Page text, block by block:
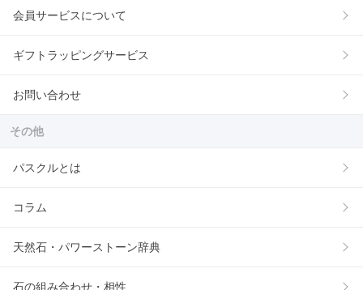
会員サービスについて
ギフトラッピングサービス
お問い合わせ
その他
パスクルとは
コラム
天然石・パワーストーン辞典
石の組み合わせ・相性